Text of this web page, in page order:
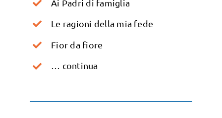
Ai Padri di famiglia
Le ragioni della mia fede
Fior da fiore
… continua